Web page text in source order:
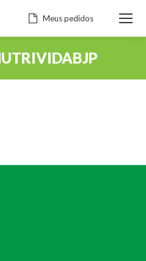
Meus pedidos